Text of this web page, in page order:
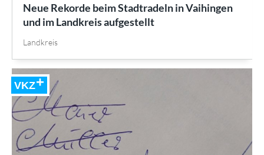
Neue Rekorde beim Stadtradeln in Vaihingen
und im Landkreis aufgestellt
Landkreis
VKZ